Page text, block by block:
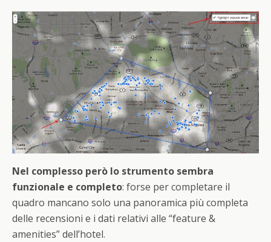
Nel complesso però lo strumento sembra
funzionale e completo: forse per completare il
quadro mancano solo una panoramica più completa
delle recensioni e i dati relativi alle “feature &
amenities” dell’hotel.